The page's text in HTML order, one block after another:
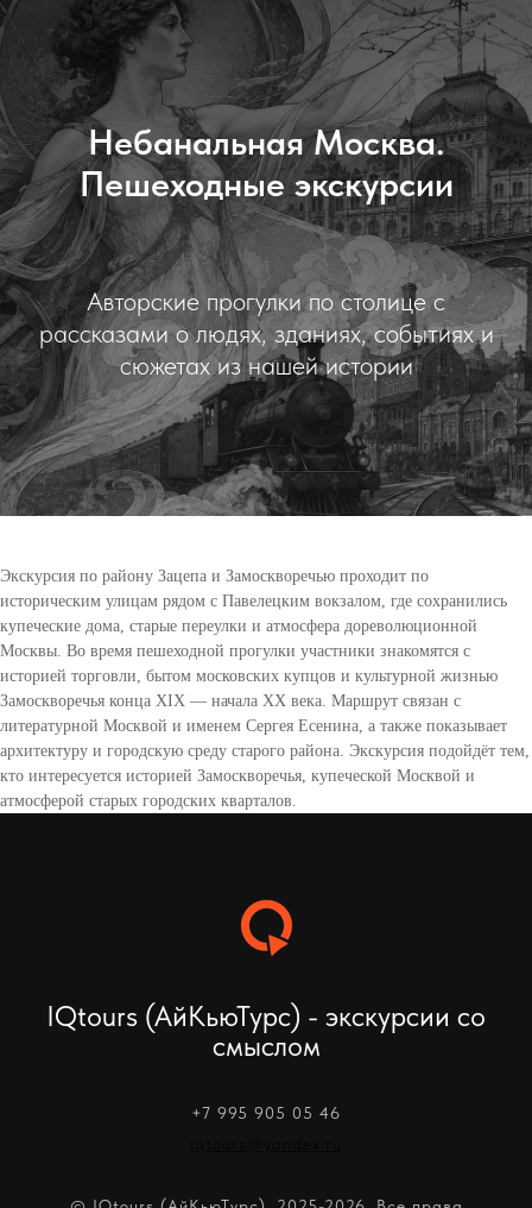
Небанальная Москва.
Пешеходные экскурсии
Авторские прогулки по столице с
рассказами о людях, зданиях, событиях и
сюжетах из нашей истории
Экскурсия по району Зацепа и Замоскворечью проходит по
историческим улицам рядом с Павелецким вокзалом, где сохранились
купеческие дома, старые переулки и атмосфера дореволюционной
Москвы. Во время пешеходной прогулки участники знакомятся с
историей торговли, бытом московских купцов и культурной жизнью
Замоскворечья конца XIX — начала XX века. Маршрут связан с
литературной Москвой и именем Сергея Есенина, а также показывает
архитектуру и городскую среду старого района. Экскурсия подойдёт тем,
кто интересуется историей Замоскворечья, купеческой Москвой и
атмосферой старых городских кварталов.
IQtours (АйКьюТурс) - экскурсии со
смыслом
+7 995 905 05 46